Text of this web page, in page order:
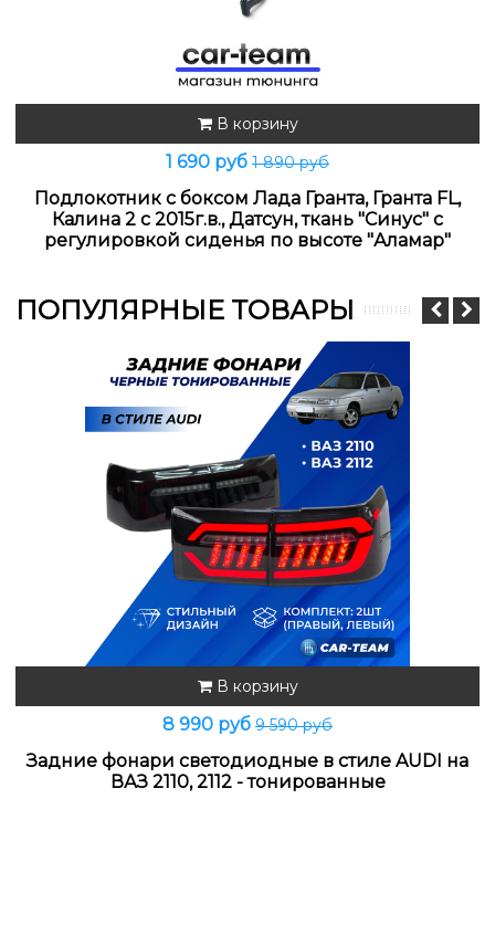
В корзину
1 690 руб 1 890 руб
Подлокотник с боксом Лада Гранта, Гранта FL,
Калина 2 с 2015г.в., Датсун, ткань "Синус" с
регулировкой сиденья по высоте "Аламар"
ПОПУЛЯРНЫЕ ТОВАРЫ
В корзину
8 990 руб 9 590 руб
Задние фонари светодиодные в стиле AUDI на
ВАЗ 2110, 2112 - тонированные